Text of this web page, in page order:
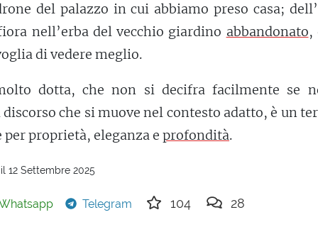
del palazzo in cui abbiamo preso casa;
nell’erba del vecchio giardino abbandonato,
di vedere meglio.
dotta, che non si decifra facilmente se
discorso che si muove nel contesto adatto, è un
per proprietà, eleganza e profondità.
12 Settembre 2025
Telegram 104 28